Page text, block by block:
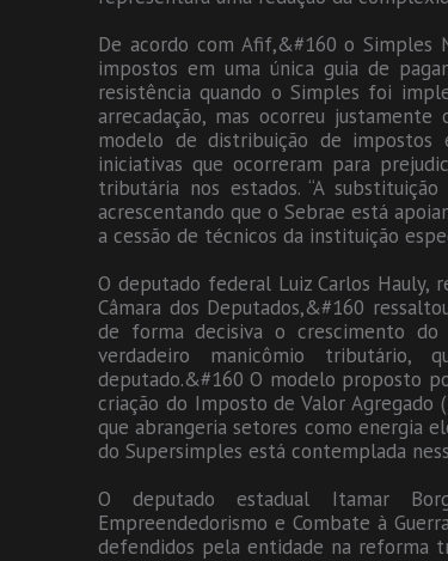
De acordo com Afif,&#160 o Simples
impostos em uma única guia de
resistência quando o Simples foi
arrecadação, mas ocorreu
modelo de distribuição de
iniciativas que ocorreram para
tributária nos estados. “A
acrescentando que o Sebrae está
a cessão de técnicos da instituição
O deputado federal Luiz Carlos Hauly,
Câmara dos Deputados,&#160
de forma decisiva o crescimento do
verdadeiro manicômio tributário,
deputado.&#160 O modelo proposto
criação do Imposto de Valor Agregado
que abrangeria setores como energia
do Supersimples está contemplada
O deputado estadual Itamar
Empreendedorismo e Combate à
defendidos pela entidade na reforma